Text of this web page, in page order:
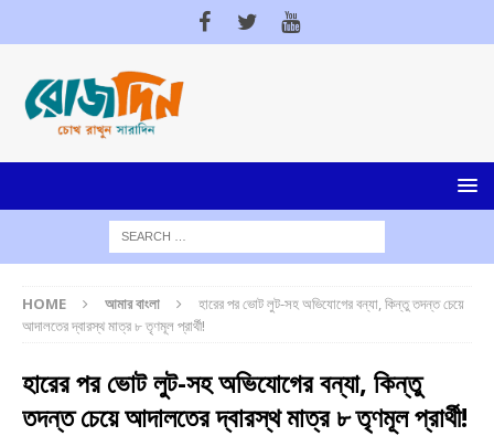
HOME আমার বাংলা
হারের পর ভোট লুট-সহ অভিযোগের বন্যা, কিন্তু তদন্ত চেয়ে
আদালতের দ্বারস্থ মাত্র ৮ তৃণমূল প্রার্থী!
হারের পর ভোট লুট-সহ অভিযোগের বন্যা, কিন্তু
তদন্ত চেয়ে আদালতের দ্বারস্থ মাত্র ৮ তৃণমূল প্রার্থী!